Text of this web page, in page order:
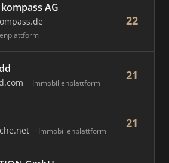
AG
22
Immobilienplattform
21
Immobilienplattform
21